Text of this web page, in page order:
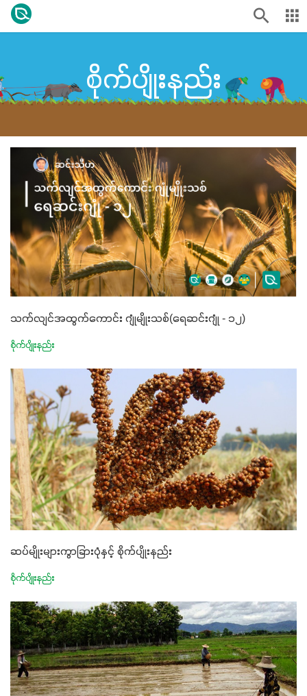
စိုက်ပျိုးနည်း
သက်လျင်အထွက်ကောင်း ဂျုံမျိုးသစ်(ရေဆင်းဂျုံ - ၁၂)
စိုက်ပျိုးနည်း
ဆပ်မျိုးများကွာခြားပုံနှင့် စိုက်ပျိုးနည်း
စိုက်ပျိုးနည်း